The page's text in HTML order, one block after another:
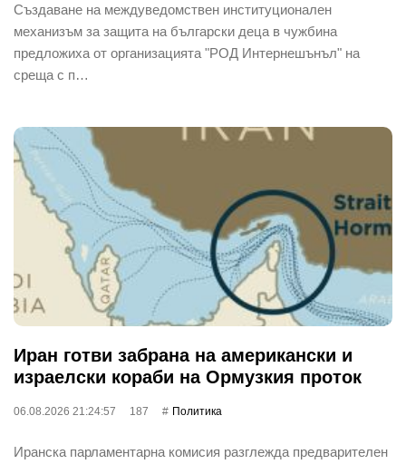
Създаване на междуведомствен институционален
механизъм за защита на български деца в чужбина
предложиха от организацията "РОД Интернешънъл" на
среща с п…
Иран готви забрана на американски и
израелски кораби на Ормузкия проток
06.08.2026 21:24:57 187 Политика
Иранска парламентарна комисия разглежда предварителен